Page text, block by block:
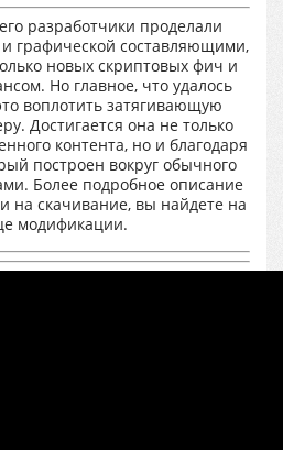
разработчики проделали
графической составляющими,
новых скриптовых фич и
Но главное, что удалось
воплотить затягивающую
Достигается она не только
контента, но и благодаря
построен вокруг обычного
Более подробное описание
на скачивание, вы найдете на
модификации.